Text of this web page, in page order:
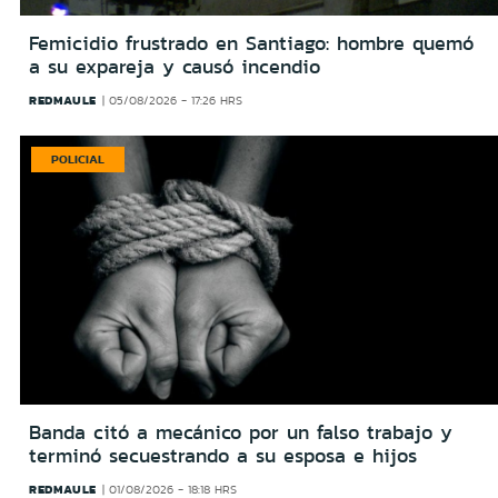
Femicidio frustrado en Santiago: hombre quemó
a su expareja y causó incendio
REDMAULE 05/08/2026 - 17:26 HRS
POLICIAL
Banda citó a mecánico por un falso trabajo y
terminó secuestrando a su esposa e hijos
REDMAULE 01/08/2026 - 18:18 HRS